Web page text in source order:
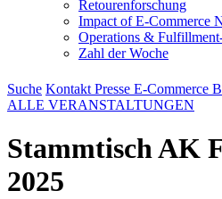
Retourenforschung
Impact of E-Commerce
Operations &
Zahl der Woche
Suche Kontakt Presse E-Commerce
ALLE VERANSTALTUNGEN
Stammtisch AK
2025